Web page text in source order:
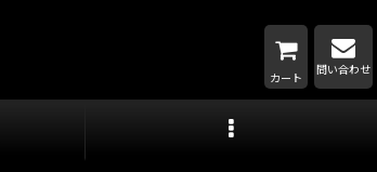
カート
問い合わせ